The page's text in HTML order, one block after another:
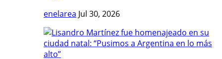
enelarea Jul 30, 2026